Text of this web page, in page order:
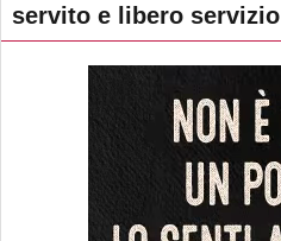
servito e libero servizio